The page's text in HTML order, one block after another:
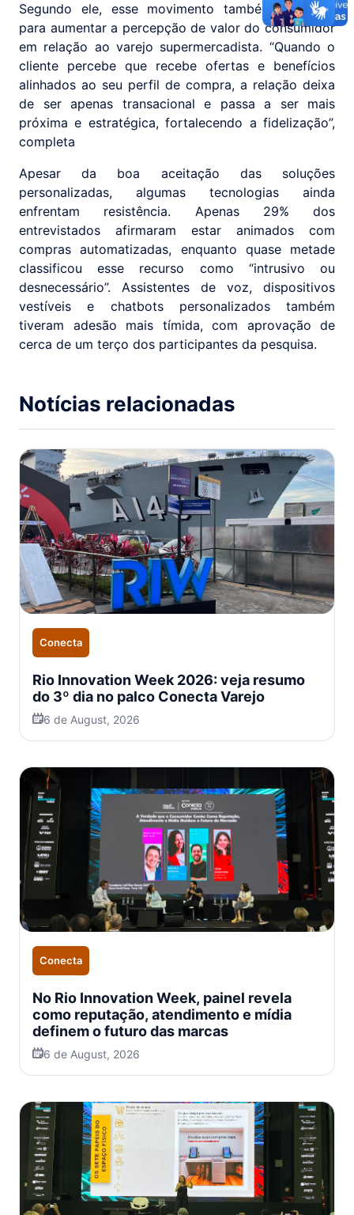
Segundo ele, esse movimento também contribui
para aumentar a percepção de valor do consumidor
em relação ao varejo supermercadista. “Quando o
cliente percebe que recebe ofertas e benefícios
alinhados ao seu perfil de compra, a relação deixa
de ser apenas transacional e passa a ser mais
próxima e estratégica, fortalecendo a fidelização”,
completa
Apesar da boa aceitação das soluções
personalizadas, algumas tecnologias ainda
enfrentam resistência. Apenas 29% dos
entrevistados afirmaram estar animados com
compras automatizadas, enquanto quase metade
classificou esse recurso como “intrusivo ou
desnecessário”. Assistentes de voz, dispositivos
vestíveis e chatbots personalizados também
tiveram adesão mais tímida, com aprovação de
cerca de um terço dos participantes da pesquisa.
Notícias relacionadas
Conecta
Rio Innovation Week 2026: veja resumo
do 3º dia no palco Conecta Varejo
6 de August, 2026
Conecta
No Rio Innovation Week, painel revela
como reputação, atendimento e mídia
definem o futuro das marcas
6 de August, 2026